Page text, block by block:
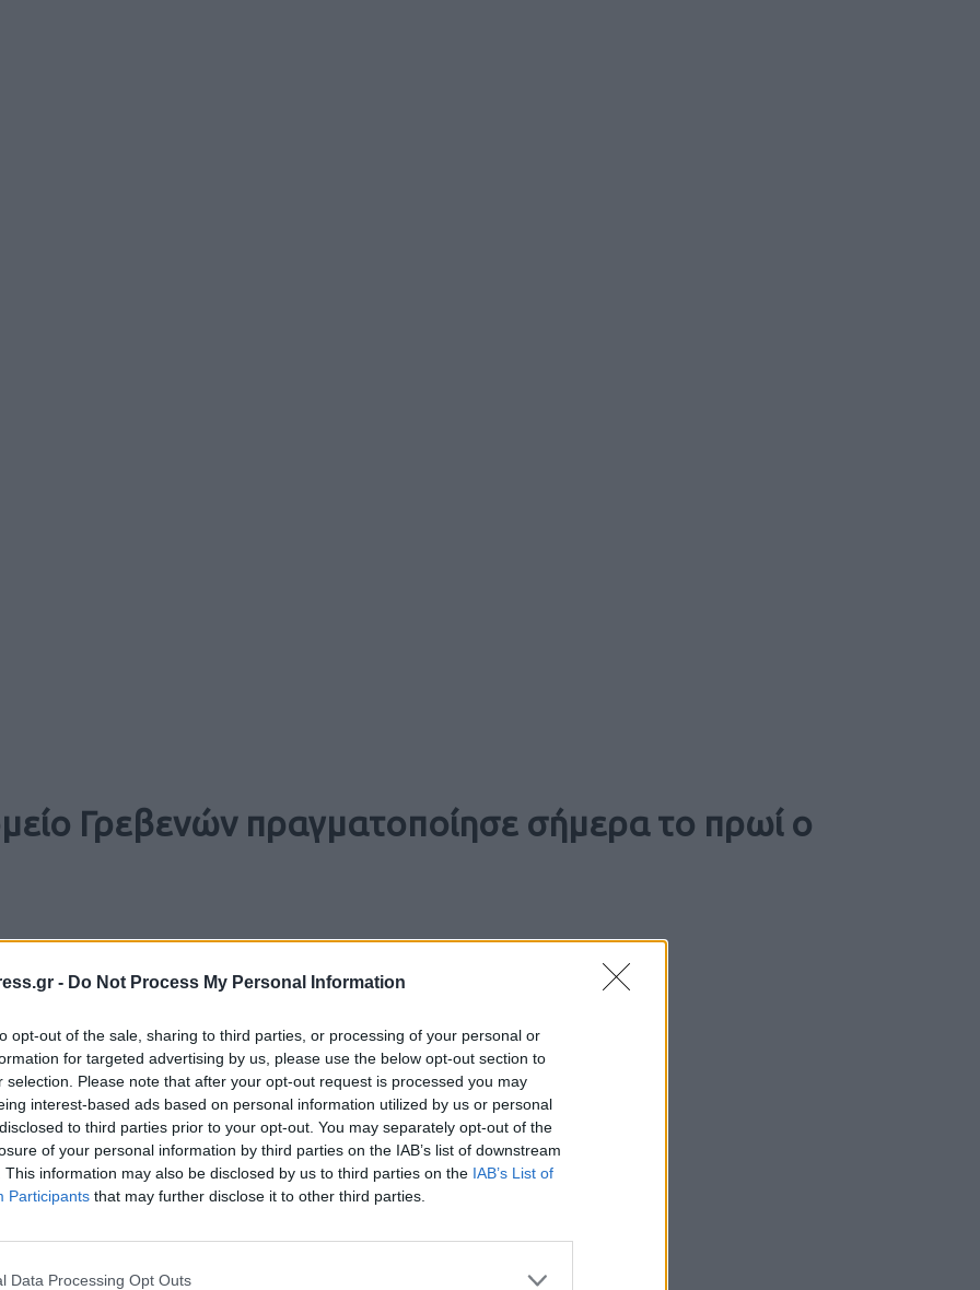
- Do Not Process My Personal Information
opt-out of the sale, sharing to third parties, or processing of your personal or
for targeted advertising by us, please use the below opt-out section to
selection. Please note that after your opt-out request is processed you may
interest-based ads based on personal information utilized by us or personal
to third parties prior to your opt-out. You may separately opt-out of the
of your personal information by third parties on the IAB’s list of downstream
This information may also be disclosed by us to third parties on the IAB’s List of
Participants that may further disclose it to other third parties.
Data Processing Opt Outs
Γρεβενών πραγματοποίησε σήμερα το πρωί ο